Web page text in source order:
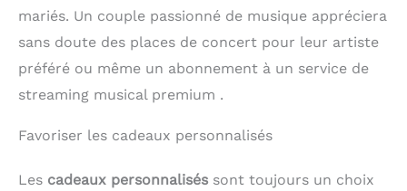
mariés. Un couple passionné de musique appréciera
sans doute des places de concert pour leur artiste
préféré ou même un abonnement à un service de
streaming musical premium .
Favoriser les cadeaux personnalisés
Les cadeaux personnalisés sont toujours un choix